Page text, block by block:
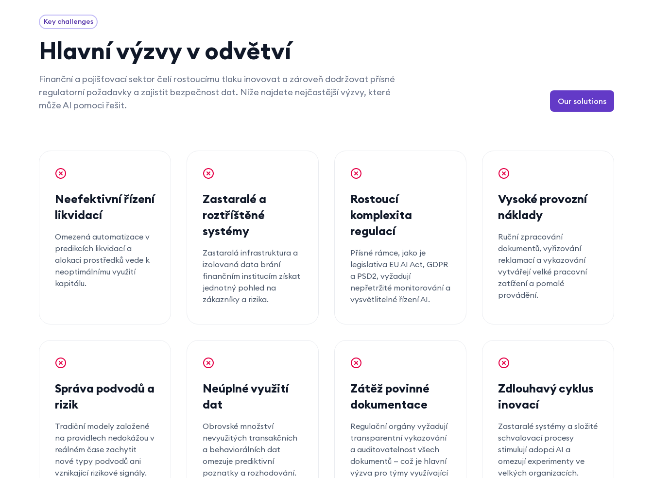
Key challenges
Hlavní výzvy v odvětví
Finanční a pojišťovací sektor čelí rostoucímu tlaku inovovat a zároveň dodržovat přísné
regulatorní požadavky a zajistit bezpečnost dat. Níže najdete nejčastější výzvy, které
může AI pomoci řešit.
Our solutions
Neefektivní řízení
likvidací
Omezená automatizace v
predikcích likvidací a
alokaci prostředků vede k
neoptimálnímu využití
kapitálu.
Zastaralé a
roztříštěné
systémy
Zastaralá infrastruktura a
izolovaná data brání
finančním institucím získat
jednotný pohled na
zákazníky a rizika.
Rostoucí
komplexita
regulací
Přísné rámce, jako je
legislativa EU AI Act, GDPR
a PSD2, vyžadují
nepřetržité monitorování a
vysvětlitelné řízení AI.
Vysoké provozní
náklady
Ruční zpracování
dokumentů, vyřizování
reklamací a vykazování
vytvářejí velké pracovní
zatížení a pomalé
provádění.
Správa podvodů a
rizik
Tradiční modely založené
na pravidlech nedokážou v
reálném čase zachytit
nové typy podvodů ani
vznikající rizikové signály.
Neúplné využití
dat
Obrovské množství
nevyužitých transakčních
a behaviorálních dat
omezuje prediktivní
poznatky a rozhodování.
Zátěž povinné
dokumentace
Regulační orgány vyžadují
transparentní vykazování
a auditovatelnost všech
dokumentů — což je hlavní
výzva pro týmy využívající
Zdlouhavý cyklus
inovací
Zastaralé systémy a složité
schvalovací procesy
stimulují adopci AI a
omezují experimenty ve
velkých organizacích.